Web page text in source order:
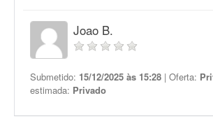
Joao B.
Submetido: 15/12/2025 às 15:28 | Oferta:
estimada: Privado